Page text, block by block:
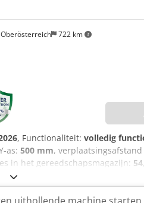
722 km
, Functionaliteit: volledig
as: 500 mm, verplaatsingsafstand
in het gereedschapsmagazijn: 54
600 mm Y-as verplaatsing:
as type: Servomotor
1.975 mm Diepte: 1.445